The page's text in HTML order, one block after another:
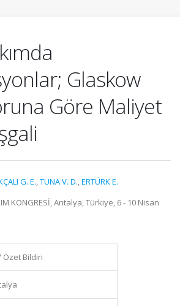
Glaskow
Göre Maliyet
G. E.,TUNA V. D.,ERTÜRK E.
KONGRESİ, Antalya, Türkiye, 6 - 10 Nisan
Özet Bildiri